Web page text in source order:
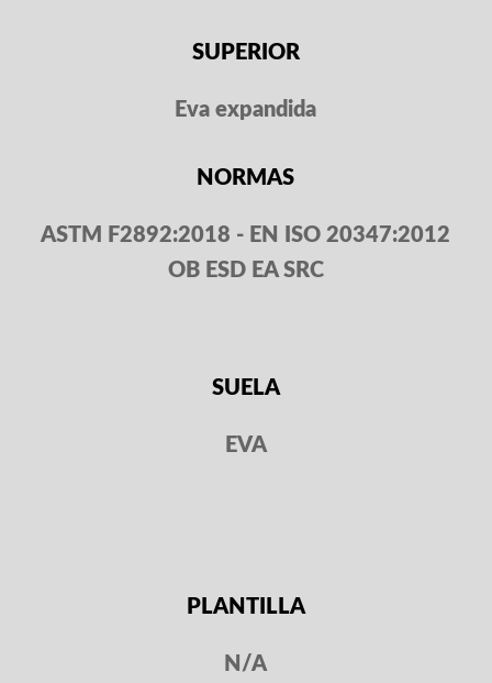
SUPERIOR
Eva expandida
NORMAS
ASTM F2892:2018 - EN ISO 20347:2012
OB ESD EA SRC
SUELA
EVA
PLANTILLA
N/A